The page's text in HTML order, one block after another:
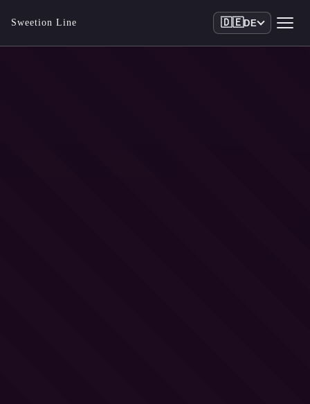
Sweetion Line 🇩🇪DE